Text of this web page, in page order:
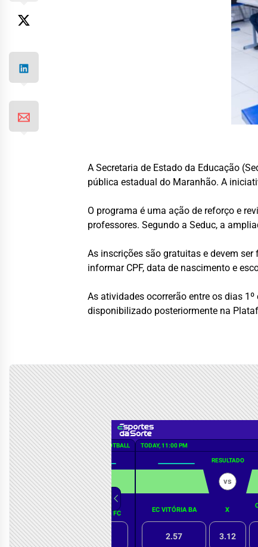
A Secretaria de Estado da Educação
pública estadual do Maranhão. A
O programa é uma ação de reforço e
professores. Segundo a Seduc, a
As inscrições são gratuitas e devem
informar CPF, data de nascimento e
As atividades ocorrerão entre os dias
disponibilizado posteriormente na